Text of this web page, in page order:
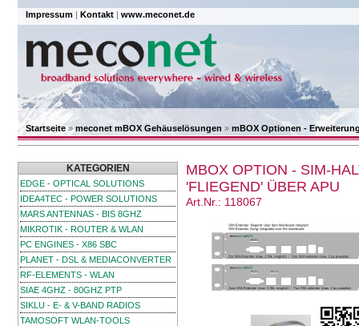
Impressum | Kontakt | www.meconet.de
Startseite»meconet mBOX Gehäuselösungen » mBOX Optionen -
KATEGORIEN
EDGE - OPTICAL SOLUTIONS
IDEA4TEC - POWER SOLUTIONS
MARS ANTENNAS - BIS 8GHZ
MIKROTIK - ROUTER & WLAN
PC ENGINES - X86 SBC
PLANET - DSL & MEDIACONVERTER
RF-ELEMENTS - WLAN
SIAE 4GHZ - 80GHZ PTP
SIKLU - E- & V-BAND RADIOS
TAMOSOFT WLAN-TOOLS
MBOX OPTION - SIM-
'FLIEGEND' ÜBER APU
Art.Nr.: 118067